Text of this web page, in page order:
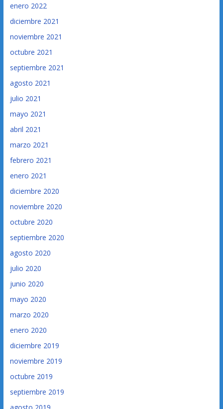
enero 2022
diciembre 2021
noviembre 2021
octubre 2021
septiembre 2021
agosto 2021
julio 2021
mayo 2021
abril 2021
marzo 2021
febrero 2021
enero 2021
diciembre 2020
noviembre 2020
octubre 2020
septiembre 2020
agosto 2020
julio 2020
junio 2020
mayo 2020
marzo 2020
enero 2020
diciembre 2019
noviembre 2019
octubre 2019
septiembre 2019
agosto 2019